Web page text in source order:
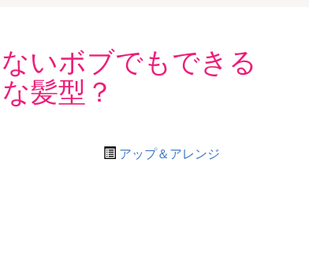
いボブでもできる
髪型？
アップ＆アレンジ